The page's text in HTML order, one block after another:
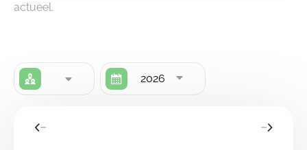
actueel.
2026